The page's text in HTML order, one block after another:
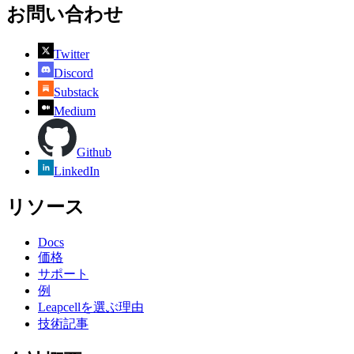
お問い合わせ
Twitter
Discord
Substack
Medium
Github
LinkedIn
リソース
Docs
価格
サポート
例
Leapcellを選ぶ理由
技術記事